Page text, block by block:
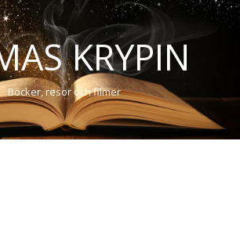
KRYPIN
Böcker, resor och filmer